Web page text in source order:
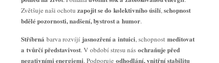
Zvětšuje naši ochotu zapojit se do kolektivního úsilí, schopnost
bdělé pozornosti, nadšení, bystrost a humor.
Stříbrná barva rozvíjíjasnozření a intuici, schopnost meditovat
a tvůrčí představivost. V období stresu nás ochraňuje před
negativními energiemi. Podporuje odhodlání, vnitřní stabilitu